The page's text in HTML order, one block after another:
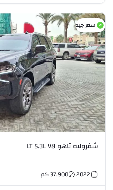
سعر جيد
شفروليه تاهو LT 5.3L V8
2022
37,900كم